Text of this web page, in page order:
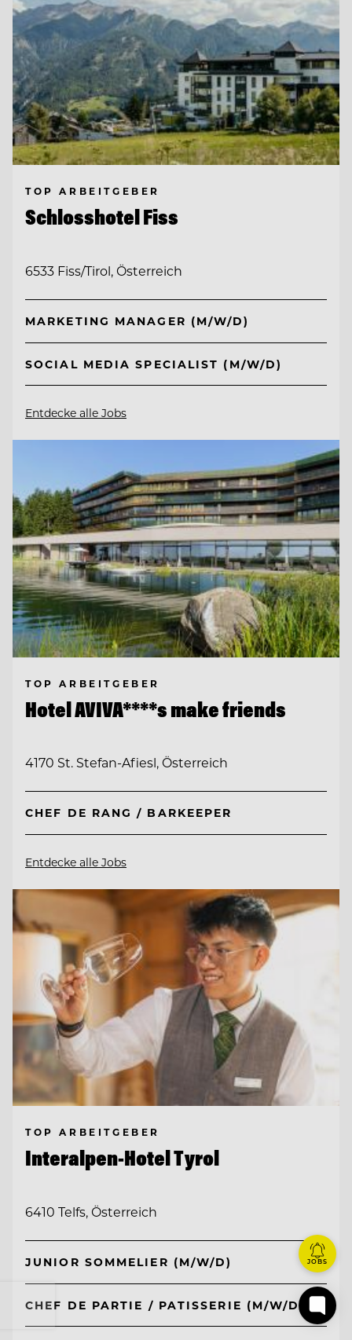
TOP ARBEITGEBER
Schlosshotel Fiss
6533 Fiss/Tirol, Österreich
MARKETING MANAGER (M/W/D)
SOCIAL MEDIA SPECIALIST (M/W/D)
Entdecke alle Jobs
TOP ARBEITGEBER
Hotel AVIVA****s make friends
4170 St. Stefan-Afiesl, Österreich
CHEF DE RANG / BARKEEPER
Entdecke alle Jobs
TOP ARBEITGEBER
Interalpen-Hotel Tyrol
6410 Telfs, Österreich
JUNIOR SOMMELIER (M/W/D)
CHEF DE PARTIE / PATISSERIE (M/W/D)
JOBS